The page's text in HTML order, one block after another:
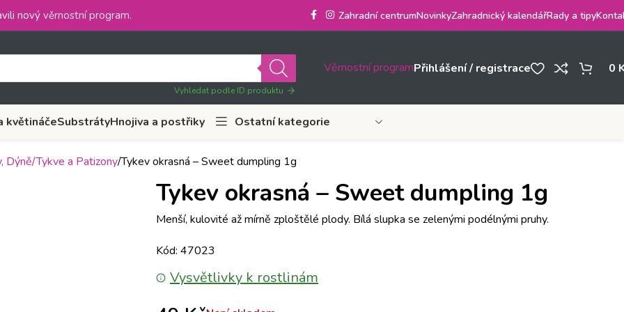
nový věrnostní program. Zahradní centrumNovinkyZahradnický kalendářRady a tipy
Vyhledat podle ID produktu
Věrnostní programPřihlášení / registrace 0
květináčeSubstrátyHnojiva a postřiky Ostatní kategorie
Dýně/Tykve a Patizony Tykev okrasná – Sweet dumpling 1g
Tykev okrasná – Sweet dumpling 1g
Menší, kulovité až mírně zploštělé plody. Bílá slupka se zelenými podélnými pruhy.
Kód: 47023
Vysvětlivky k rostlinám